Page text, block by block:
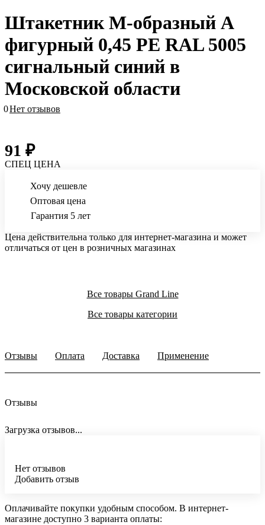
Штакетник М-образный А
фигурный 0,45 PE RAL 5005
сигнальный синий в
Московской области
0Нет отзывов
91 ₽
СПЕЦ ЦЕНА
Хочу дешевле
Оптовая цена
Гарантия 5 лет
Цена действительна только для интернет-магазина и может
отличаться от цен в розничных магазинах
Все товары Grand Line
Все товары категории
Отзывы Оплата Доставка Применение
Отзывы
Загрузка отзывов...
Нет отзывов
Добавить отзыв
Оплачивайте покупки удобным способом. В интернет-
магазине доступно 3 варианта оплаты: